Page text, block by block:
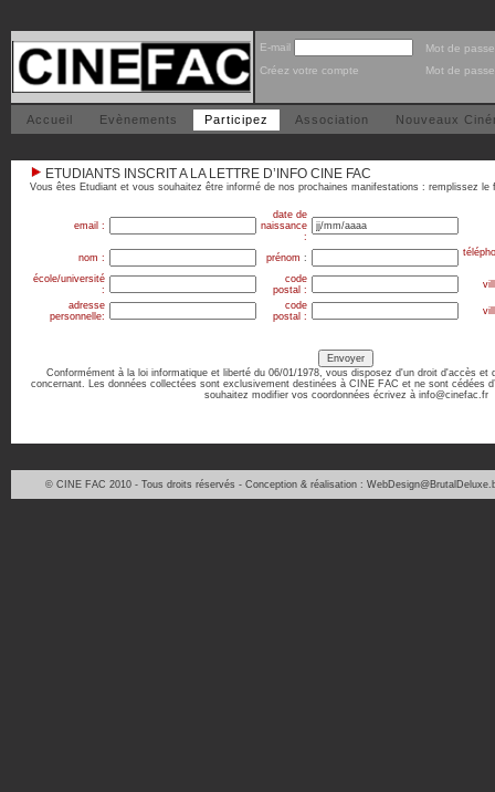
E-mail
Mot de passe
Créez votre compte
Mot de
Accueil Evènements Participez Association Nouveaux
ETUDIANTS INSCRIT A LA LETTRE D’INFO CINE FAC
Vous êtes Etudiant et vous souhaitez être informé de nos prochaines manifestations : remplissez le
email :
date de
naissance
:
nom :
prénom :
école/université
:
code
postal :
adresse
personnelle:
code
postal :
Conformément à la loi informatique et liberté du 06/01/1978, vous disposez d'un droit d'accès et
concernant. Les données collectées sont exclusivement destinées à CINE FAC et ne sont cédées
souhaitez modifier vos coordonnées écrivez à info@cinefac.fr
© CINE FAC 2010 - Tous droits réservés - Conception & réalisation :